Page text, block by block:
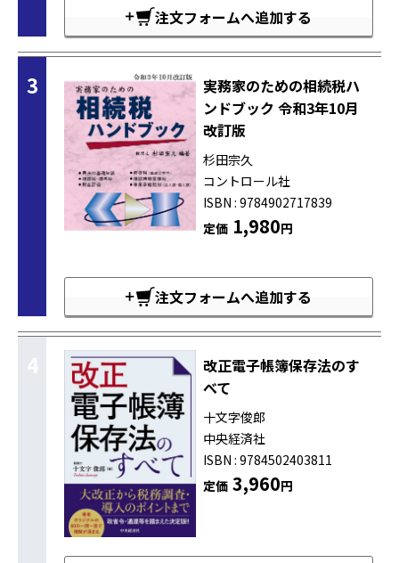
注文フォームへ追加する
3
実務家のための相続税ハ
ンドブック 令和3年10月
改訂版
杉田宗久
コントロール社
ISBN : 9784902717839
定価1,980円
注文フォームへ追加する
4
改正電子帳簿保存法のす
べて
十文字俊郎
中央経済社
ISBN : 9784502403811
定価3,960円